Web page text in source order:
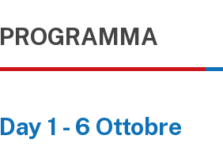
PROGRAMMA
Day 1 - 6 Ottobre